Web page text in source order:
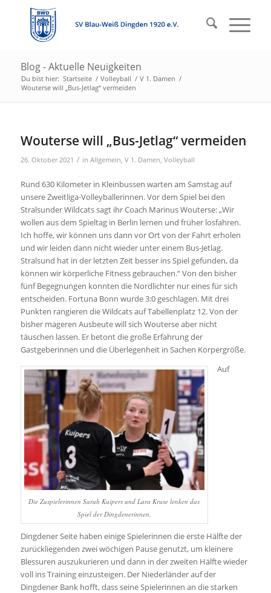
Blog - Aktuelle Neuigkeiten
Du bist hier: Startseite / Volleyball / V 1. Damen /
Wouterse will „Bus-Jetlag“ vermeiden
Wouterse will „Bus-Jetlag“ vermeiden
26. Oktober 2021 / in Allgemein, V 1. Damen, Volleyball
Rund 630 Kilometer in Kleinbussen warten am Samstag auf
unsere Zweitliga-Volleyballerinnen. Vor dem Spiel bei den
Stralsunder Wildcats sagt ihr Coach Marinus Wouterse: „Wir
wollen aus dem Spieltag in Berlin lernen und früher losfahren.
Ich hoffe, wir können uns dann vor Ort von der Fahrt erholen
und wir leiden dann nicht wieder unter einem Bus-Jetlag.
Stralsund hat in der letzten Zeit besser ins Spiel gefunden, da
können wir körperliche Fitness gebrauchen.“ Von den bisher
fünf Begegnungen konnten die Nordlichter nur eines für sich
entscheiden. Fortuna Bonn wurde 3:0 geschlagen. Mit drei
Punkten rangieren die Wildcats auf Tabellenplatz 12. Von der
bisher mageren Ausbeute will sich Wouterse aber nicht
täuschen lassen. Er betont die große Erfahrung der
Gastgeberinnen und die Überlegenheit in Sachen Körpergröße.
Die Zuspielerinnen Sarah Kuipers und Lara Kruse lenken das
Spiel der Dingdenerinnen.
Auf
Dingdener Seite haben einige Spielerinnen die erste Hälfte der
zurückliegenden zwei wöchigen Pause genutzt, um kleinere
Blessuren auszukurieren und dann in der zweiten Hälfte wieder
voll ins Training einzusteigen. Der Niederländer auf der
Dingdener Bank hofft, dass seine Spielerinnen an die starken